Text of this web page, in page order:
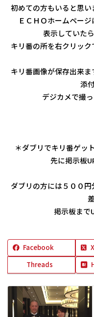
初めての方もいると思
ＥＣＨＯホームペー
表示していた
キリ番の所を右クリッ
キリ番画像が保存出来
添
デジカメで撮
＊ダブリでキリ番ゲッ
先に掲示板
ダブリの方には５００
掲示板まで
Facebook X
Threads